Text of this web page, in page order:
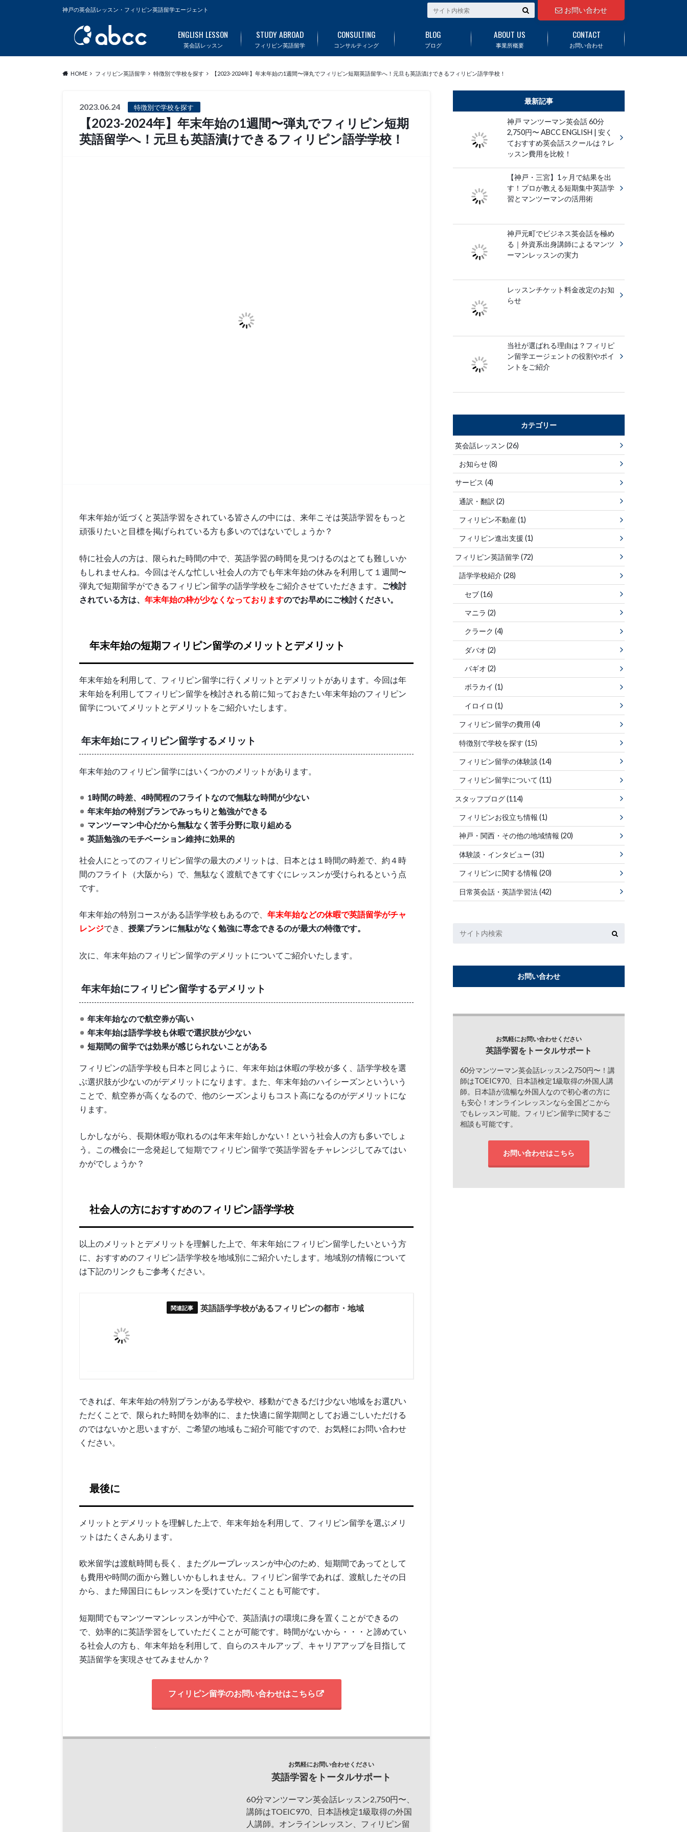
神戸の英会話レッスン・フィリピン英語留学エージェント お問い合わせ
英会話レッスン
ENGLISH LESSON
フィリピン英語留学
STUDY ABROAD
コンサルティング
CONSULTING
ブログ
BLOG
事業所概要
ABOUT US
お問い合わせ
CONTACT
HOME フィリピン英語留学 特徴別で学校を探す 【2023-2024年】年末年始の1週間〜弾丸でフィリピン短期英語留学へ！元旦も英語漬けできるフィリピン語学学校！
2023.06.24 特徴別で学校を探す
【2023-2024年】年末年始の1週間〜弾丸でフィリピン短期
英語留学へ！元旦も英語漬けできるフィリピン語学学校！
年末年始が近づくと英語学習をされている皆さんの中には、来年こそは英語学習をもっと
頑張りたいと目標を掲げられている方も多いのではないでしょうか？
特に社会人の方は、限られた時間の中で、英語学習の時間を見つけるのはとても難しいか
もしれませんね。今回はそんな忙しい社会人の方でも年末年始の休みを利用して１週間〜
弾丸で短期留学ができるフィリピン留学の語学学校をご紹介させていただきます。
ご検討
されている方は、 年末年始の枠が少なくなっておりますのでお早めにご検討ください。
年末年始の短期フィリピン留学のメリットとデメリット
年末年始を利用して、フィリピン留学に行くメリットとデメリットがあります。今回は年
末年始を利用してフィリピン留学を検討される前に知っておきたい年末年始のフィリピン
留学についてメリットとデメリットをご紹介いたします。
年末年始にフィリピン留学するメリット
年末年始のフィリピン留学にはいくつかのメリットがあります。
1時間の時差、4時間程のフライトなので無駄な時間が少ない
年末年始の特別プランでみっちりと勉強ができる
マンツーマン中心だから無駄なく苦手分野に取り組める
英語勉強のモチベーション維持に効果的
社会人にとってのフィリピン留学の最大のメリットは、日本とは１時間の時差で、約４時
間のフライト（大阪から）で、無駄なく渡航できてすぐにレッスンが受けられるという点
です。
年末年始の特別コースがある語学学校もあるので、 年末年始などの休暇で英語留学がチャ
レンジでき、 授業プランに無駄がなく勉強に専念できるのが最大の特徴です。
次に、年末年始のフィリピン留学のデメリットについてご紹介いたします。
年末年始にフィリピン留学するデメリット
年末年始なので航空券が高い
年末年始は語学学校も休暇で選択肢が少ない
短期間の留学では効果が感じられないことがある
フィリピンの語学学校も日本と同じように、年末年始は休暇の学校が多く、語学学校を選
ぶ選択肢が少ないのがデメリットになります。また、年末年始のハイシーズンといういう
ことで、航空券が高くなるので、他のシーズンよりもコスト高になるのがデメリットにな
ります。
しかしながら、長期休暇が取れるのは年末年始しかない！という社会人の方も多いでしょ
う。この機会に一念発起して短期でフィリピン留学で英語学習をチャレンジしてみてはい
かがでしょうか？
社会人の方におすすめのフィリピン語学学校
以上のメリットとデメリットを理解した上で、年末年始にフィリピン留学したいという方
に、おすすめのフィリピン語学学校を地域別にご紹介いたします。地域別の情報について
は下記のリンクもご参考ください。
英語語学学校があるフィリピンの都市・地域
できれば、年末年始の特別プランがある学校や、移動ができるだけ少ない地域をお選びい
ただくことで、限られた時間を効率的に、また快適に留学期間としてお過ごしいただける
のではないかと思いますが、ご希望の地域もご紹介可能ですので、お気軽にお問い合わせ
ください。
最後に
メリットとデメリットを理解した上で、年末年始を利用して、フィリピン留学を選ぶメリ
ットはたくさんあります。
欧米留学は渡航時間も長く、またグループレッスンが中心のため、短期間であってとして
も費用や時間の面から難しいかもしれません。フィリピン留学であれば、渡航したその日
から、また帰国日にもレッスンを受けていただくことも可能です。
短期間でもマンツーマンレッスンが中心で、英語漬けの環境に身を置くことができるの
で、効率的に英語学習をしていただくことが可能です。時間がないから・・・と諦めてい
る社会人の方も、年末年始を利用して、自らのスキルアップ、キャリアアップを目指して
英語留学を実現させてみませんか？
フィリピン留学のお問い合わせはこちら
お気軽にお問い合わせください
英語学習をトータルサポート
60分マンツーマン英会話レッスン2,750円〜、
講師はTOEIC970、日本語検定1級取得の外国
人講師。オンラインレッスン、フィリピン留
最新記事
神戸 マンツーマン英会話 60分
2,750円〜 ABCC ENGLISH | 安く
ておすすめ英会話スクールは？レ
ッスン費用を比較！
【神戸・三宮】1ヶ月で結果を出
す！プロが教える短期集中英語学
習とマンツーマンの活用術
神戸元町でビジネス英会話を極め
る｜外資系出身講師によるマンツ
ーマンレッスンの実力
レッスンチケット料金改定のお知
らせ
当社が選ばれる理由は？フィリピ
ン留学エージェントの役割やポイ
ントをご紹介
カテゴリー
英会話レッスン(26)
お知らせ(8)
サービス(4)
通訳・翻訳 (2)
フィリピン不動産(1)
フィリピン進出支援 (1)
フィリピン英語留学(72)
語学学校紹介 (28)
セブ(16)
マニラ(2)
クラーク(4)
ダバオ(2)
バギオ(2)
ボラカイ(1)
イロイロ(1)
フィリピン留学の費用 (4)
特徴別で学校を探す (15)
フィリピン留学の体験談 (14)
フィリピン留学について (11)
スタッフブログ(114)
フィリピンお役立ち情報 (1)
神戸・関西・その他の地域情報 (20)
体験談・インタビュー (31)
フィリピンに関する情報 (20)
日常英会話・英語学習法(42)
お問い合わせ
お気軽にお問い合わせください
英語学習をトータルサポート
60分マンツーマン英会話レッスン2,750円〜！講
師はTOEIC970、日本語検定1級取得の外国人講
師。日本語が流暢な外国人なので初心者の方に
も安心！オンラインレッスンなら全国どこから
でもレッスン可能。フィリピン留学に関するご
相談も可能です。
お問い合わせはこちら